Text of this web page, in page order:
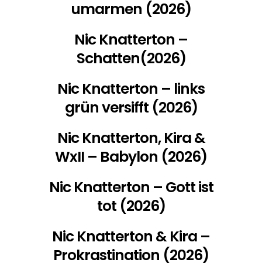
umarmen (2026)
Nic Knatterton –
Schatten(2026)
Nic Knatterton – links
grün versifft (2026)
Nic Knatterton, Kira &
WxII – Babylon (2026)
Nic Knatterton – Gott ist
tot (2026)
Nic Knatterton & Kira –
Prokrastination (2026)